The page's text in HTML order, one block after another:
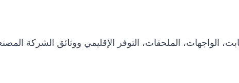
الثابت، الواجهات، الملحقات، التوفر الإقليمي ووثائق